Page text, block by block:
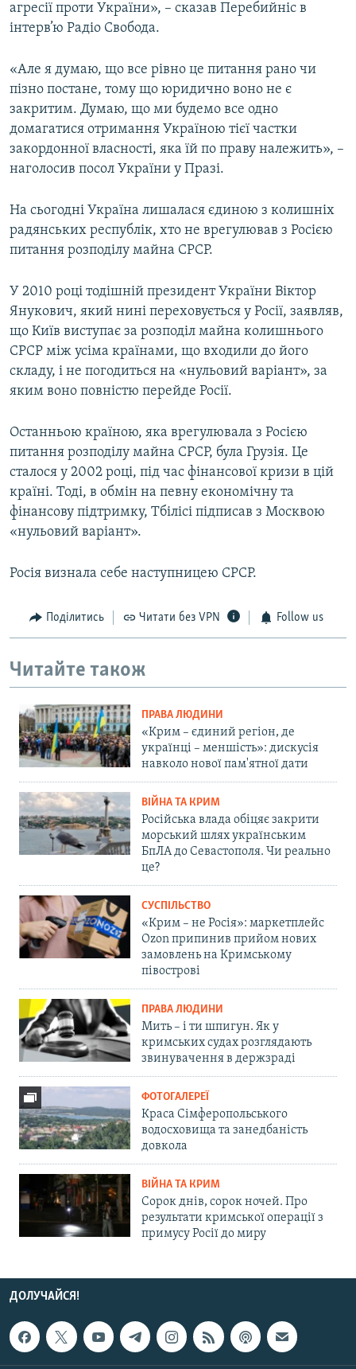
агресії проти України», – сказав Перебийніс в
інтерв’ю Радіо Свобода.
«Але я думаю, що все рівно це питання рано чи
пізно постане, тому що юридично воно не є
закритим. Думаю, що ми будемо все одно
домагатися отримання Україною тієї частки
закордонної власності, яка їй по праву належить», –
наголосив посол України у Празі.
На сьогодні Україна лишалася єдиною з колишніх
радянських республік, хто не врегулював з Росією
питання розподілу майна СРСР.
У 2010 році тодішній президент України Віктор
Янукович, який нині переховується у Росії, заявляв,
що Київ виступає за розподіл майна колишнього
СРСР між усіма країнами, що входили до його
складу, і не погодиться на «нульовий варіант», за
яким воно повністю перейде Росії.
Останньою країною, яка врегулювала з Росією
питання розподілу майна СРСР, була Грузія. Це
сталося у 2002 році, під час фінансової кризи в цій
країні. Тоді, в обмін на певну економічну та
фінансову підтримку, Тбілісі підписав з Москвою
«нульовий варіант».
Росія визнала себе наступницею СРСР.
Поділитись Читати без VPN Follow us
Читайте також
ПРАВА ЛЮДИНИ
«Крим – єдиний регіон, де
українці – меншість»: дискусія
навколо нової пам'ятної дати
ВІЙНА ТА КРИМ
Російська влада обіцяє закрити
морський шлях українським
БпЛА до Севастополя. Чи реально
це?
СУСПІЛЬСТВО
«Крим – не Росія»: маркетплейс
Ozon припинив прийом нових
замовлень на Кримському
півострові
ПРАВА ЛЮДИНИ
Мить – і ти шпигун. Як у
кримських судах розглядають
звинувачення в держзраді
ФОТОГАЛЕРЕЇ
Краса Сімферопольського
водосховища та занедбаність
довкола
ВІЙНА ТА КРИМ
Сорок днів, сорок ночей. Про
результати кримської операції з
примусу Росії до миру
ДОЛУЧАЙСЯ!